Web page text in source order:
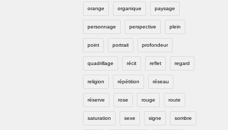
orange organique paysage
personnage perspective plein
point portrait profondeur
quadrillage récit reflet regard
religion répétition réseau
réserve rose rouge route
saturation sexe signe sombre